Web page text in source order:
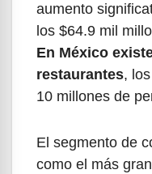
aumento
los $64.9 mil
En México
restaurantes,
10 millones de
El segmento de
como el más